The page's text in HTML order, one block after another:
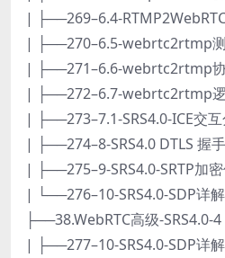
| ├──269–6.4-
| ├──270–6.5-webrtc2rtmp
| ├──271–6.6-webrtc2rtmp
| ├──272–6.7-webrtc2rtmp
| ├──273–7.1-SRS4.0-ICE交
| ├──274–8-SRS4.0 DTLS 握
| ├──275–9-SRS4.0-SRTP加
| └──276–10-SRS4.0-SDP详
├──38.WebRTC高级-SRS4.0-4
| ├──277–10-SRS4.0-SDP详